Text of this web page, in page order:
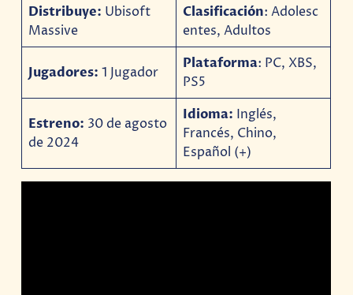
Distribuye: Ubisoft
Massive
Clasificación: Adolesc
entes, Adultos
Jugadores:1 Jugador
Plataforma: PC, XBS,
PS5
Estreno: 30 de agosto
de 2024
Idioma: Inglés,
Francés, Chino,
Español (+)